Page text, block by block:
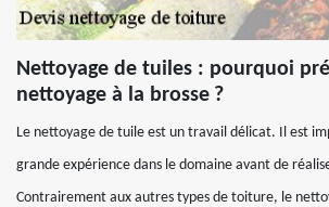
Nettoyage de tuiles : pourquoi
nettoyage à la brosse ?
Le nettoyage de tuile est un travail délicat. Il est
grande expérience dans le domaine avant de
Contrairement aux autres types de toiture, le